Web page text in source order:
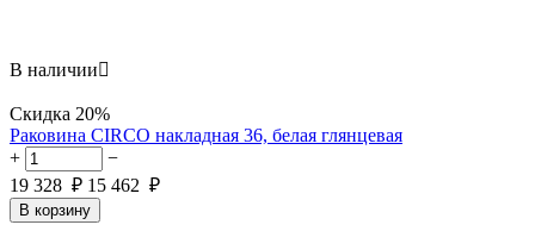
В наличии
Скидка 20%
Раковина CIRCO накладная 36, белая глянцевая
+
−
19 328 ₽ 15 462 ₽
В корзину